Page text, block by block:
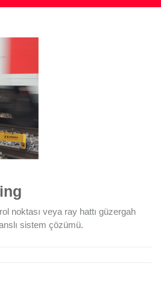
noktası veya ray hattı güzergah
sistem çözümü.